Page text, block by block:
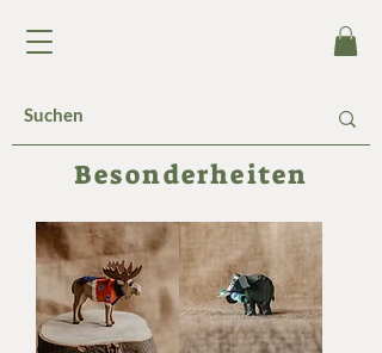
Besonderheiten